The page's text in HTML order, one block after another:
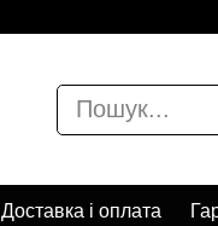
Доставка і оплата